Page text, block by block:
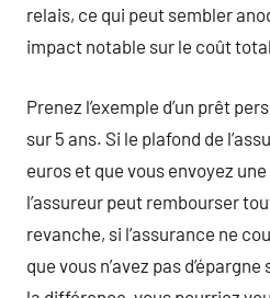
relais, ce qui peut sembler
impact notable sur le coût
Prenez l’exemple d’un prêt
sur 5 ans. Si le plafond de
euros et que vous envoyez
l’assureur peut rembourser
revanche, si l’assurance ne
que vous n’avez pas